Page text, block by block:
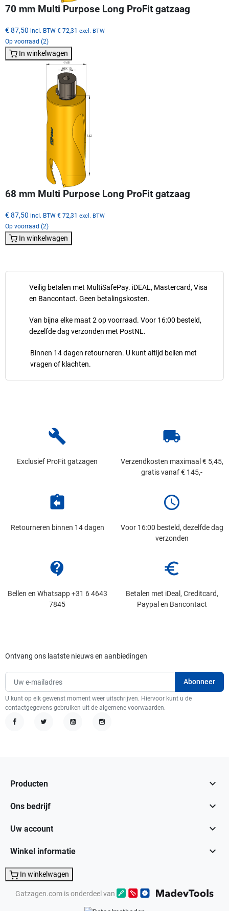
Veilig betalen met MultiSafePay. iDEAL, Mastercard, Visa
en Bancontact. Geen betalingskosten.
Van bijna elke maat 2 op voorraad. Voor 16:00 besteld,
dezelfde dag verzonden met PostNL.
Binnen 14 dagen retourneren. U kunt altijd bellen met
vragen of klachten.
70 mm Multi Purpose Long ProFit gatzaag
€ 87,50 incl. BTW € 72,31 excl. BTW
Op voorraad (2)
In winkelwagen
68 mm Multi Purpose Long ProFit gatzaag
€ 87,50 incl. BTW € 72,31 excl. BTW
Op voorraad (2)
In winkelwagen
build
Exclusief ProFit gatzagen
local_shipping
Verzendkosten maximaal € 5,45,
gratis vanaf € 145,-
assignment_return
Retourneren binnen 14 dagen
schedule
Voor 16:00 besteld, dezelfde dag
verzonden
contact_support
Bellen en Whatsapp +31 6 4643
7845
euro_symbol
Betalen met iDeal, Creditcard,
Paypal en Bancontact
Ontvang ons laatste nieuws en aanbiedingen
U kunt op elk gewenst moment weer uitschrijven. Hiervoor kunt u de
contactgegevens gebruiken uit de algemene voorwaarden.
Producten 
Ons bedrijf 
Uw account 
Winkel informatie 
In winkelwagen
Gatzagen.com is onderdeel van